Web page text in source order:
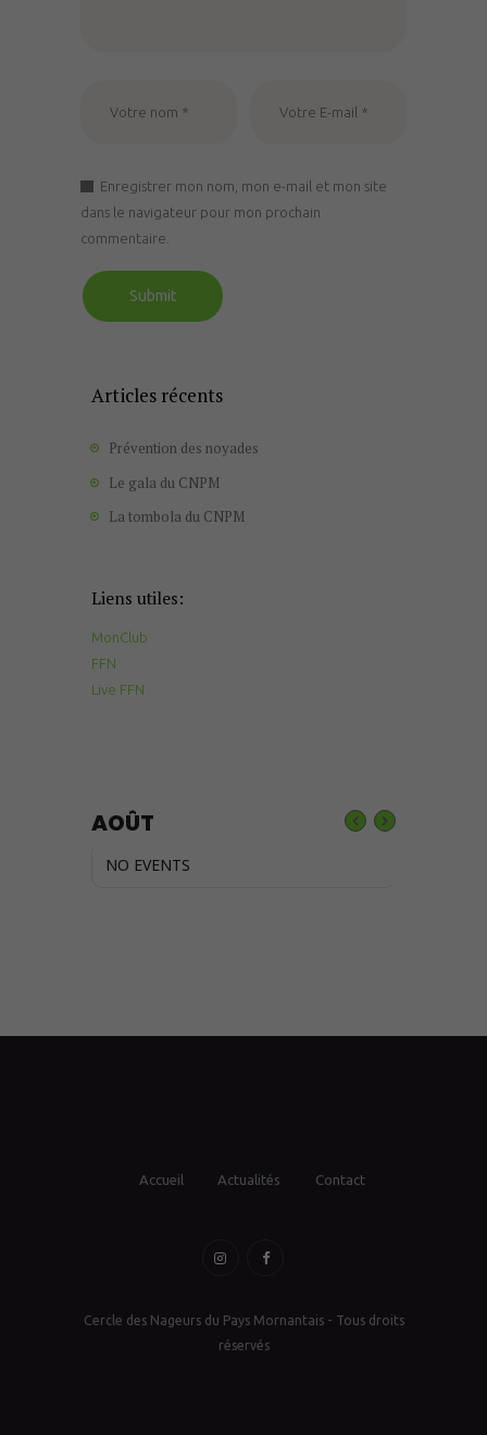
Enregistrer mon nom, mon e-mail et mon site
dans le navigateur pour mon prochain
commentaire.
Articles récents
Prévention des noyades
Le gala du CNPM
La tombola du CNPM
Liens utiles:
MonClub
FFN
Live FFN
AOÛT
NO EVENTS
Accueil Actualités Contact
Cercle des Nageurs du Pays Mornantais - Tous droits
réservés